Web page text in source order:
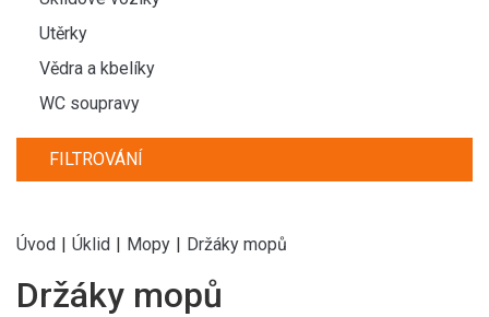
Utěrky
Vědra a kbelíky
WC soupravy
FILTROVÁNÍ
Úvod | Úklid | Mopy | Držáky mopů
Držáky mopů